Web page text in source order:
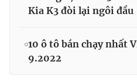
Kia K3 đòi lại ngôi đầu
10 ô tô bán chạy nhất
9.2022